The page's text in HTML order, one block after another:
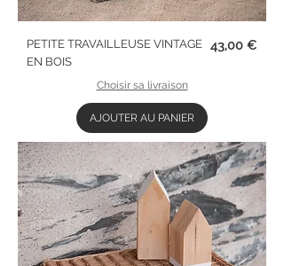
PETITE TRAVAILLEUSE VINTAGE
EN BOIS
Prix
43,00 €
Choisir sa livraison
AJOUTER AU PANIER